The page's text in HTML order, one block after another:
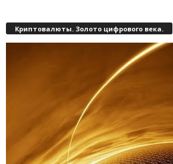
Криптовалюты. Золото цифрового века.